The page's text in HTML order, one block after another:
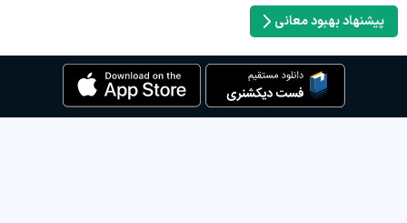
پیشنهاد بهبود معانی